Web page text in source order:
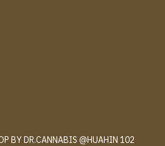
BY DR.CANNABIS @HUAHIN 102